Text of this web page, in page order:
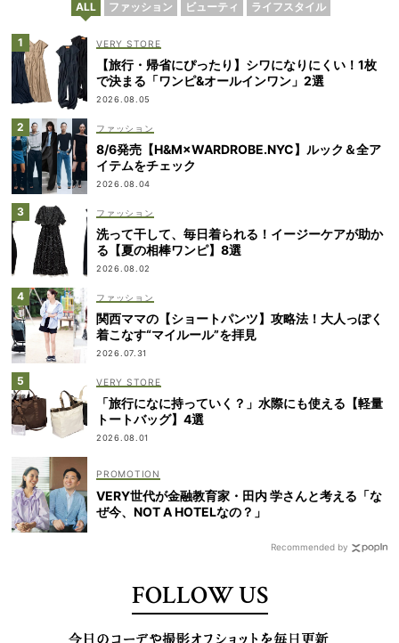
ALL ファッション ビューティ ライフスタイル
VERY STORE
【旅行・帰省にぴったり】シワになりにくい！1枚
で決まる「ワンピ&オールインワン」2選
2026.08.05
ファッション
8/6発売【H&M×WARDROBE.NYC】ルック＆全ア
イテムをチェック
2026.08.04
ファッション
洗って干して、毎日着られる！イージーケアが助か
る【夏の相棒ワンピ】8選
2026.08.02
ファッション
関西ママの【ショートパンツ】攻略法！大人っぽく
着こなす“マイルール”を拝見
2026.07.31
VERY STORE
「旅行になに持っていく？」水際にも使える【軽量
トートバッグ】4選
2026.08.01
VERY世代が金融教育家・田内 学さんと考える「な
ぜ今、NOT A HOTELなの？」
Recommended by
FOLLOW US